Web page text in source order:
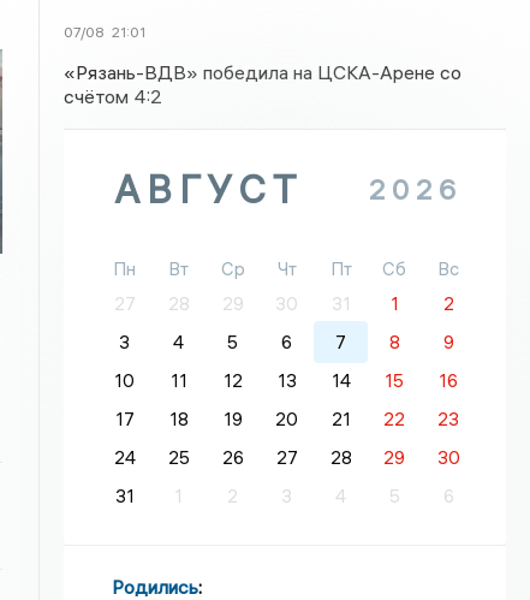
07/08 21:01
«Рязань-ВДВ» победила на ЦСКА-Арене со
счётом 4:2
АВГУСТ 2026
Пн Вт Ср Чт Пт Сб
Вс
27
28 29 30 31 1
2
3
4 5 6 7 8
9
10
11 12 13 14 15
16
17
18 19 20 21 22
23
24
25 26 27 28 29
30
31
1 2 3 4 5 6
Родились: